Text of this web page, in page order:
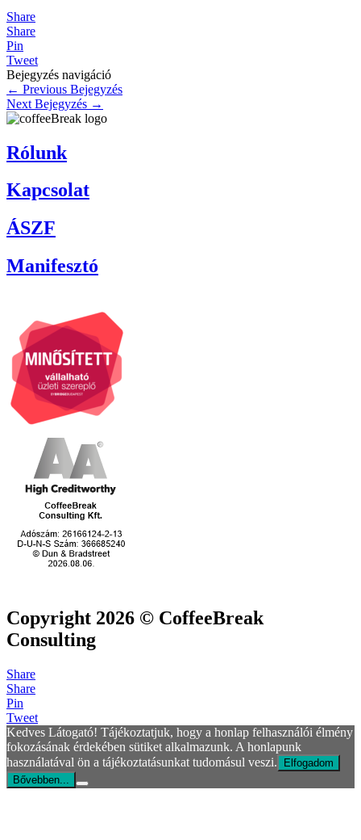
Share
Share
Pin
Tweet
Bejegyzés navigáció
← Previous Bejegyzés
Next Bejegyzés →
Rólunk
Kapcsolat
ÁSZF
Manifesztó
Copyright 2026 © CoffeeBreak
Consulting
Share
Share
Pin
Tweet
Kedves Látogató! Tájékoztatjuk, hogy a honlap felhasználói élmény
fokozásának érdekében sütiket alkalmazunk. A honlapunk
használatával ön a tájékoztatásunkat tudomásul veszi.
Elfogadom
Bővebben...